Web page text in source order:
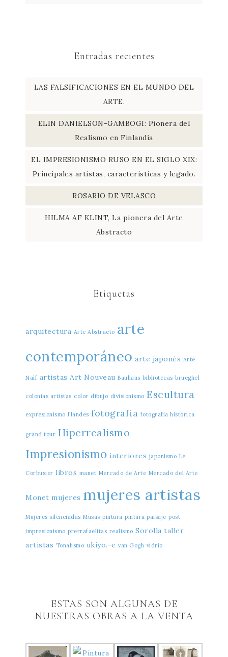
Entradas recientes
LAS FALSIFICACIONES EN EL MUNDO DEL
ARTE.
ELIN DANIELSON-GAMBOGI: Pionera del
Realismo en Finlandia
EL IMPRESIONISMO RUSO EN EL SIGLO XIX:
Principales artistas, características y legado.
ROSARIO DE VELASCO
HILMA AF KLINT, La pionera del Arte
Abstracto
Etiquetas
arquitectura Arte Abstracto arte
contemporáneo arte japonés Arte
Naíf artistas Art Nouveau Bauhaus bibliotecas brueghel
colonias artistas color dibujo divisionismo Escultura
expresionismo flandes fotografia fotografia histórica
grand tour Hiperrealismo
Impresionismo interiores japonismo Le
Corbusier libros manet Mercado de Arte Mercado del Arte
Monet mujeres mujeres artistas
Mujeres silenciadas Musas pintura pintura paisaje post
impresionismo prerrafaelitas realismo Sorolla taller
artistas Tonalismo ukiyo.-e van Gogh vidrio
ESTAS SON ALGUNAS DE
NUESTRAS OBRAS A LA VENTA